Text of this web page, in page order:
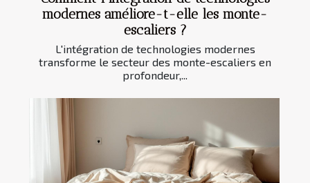
modernes améliore-t-elle les monte-
escaliers ?
L'intégration de technologies modernes
transforme le secteur des monte-escaliers en
profondeur,...